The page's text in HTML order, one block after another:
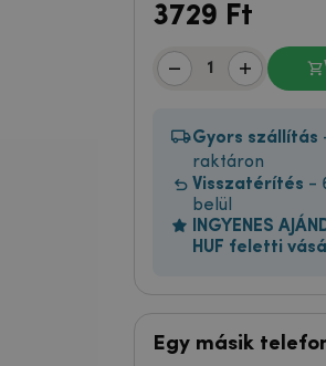
3729 Ft
Gyors szállítás
raktáron
Visszatérítés -
belül
INGYENES
HUF feletti
Egy másik